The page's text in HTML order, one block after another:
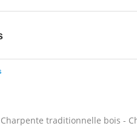
traditionnelle bois -